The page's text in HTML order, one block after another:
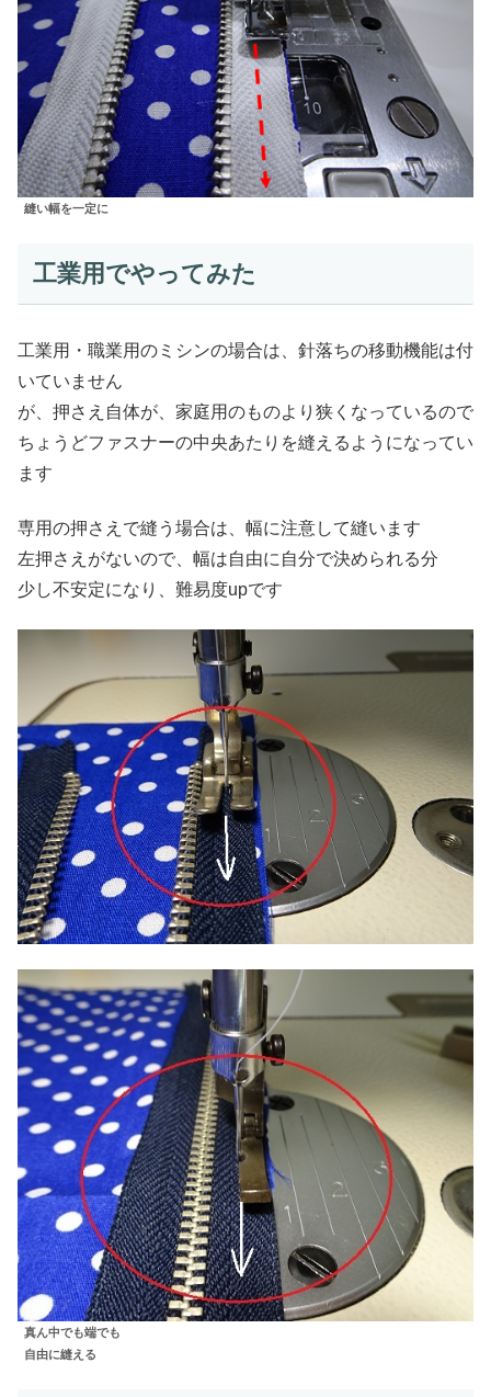
縫い幅を一定に
工業用でやってみた
工業用・職業用のミシンの場合は、針落ちの移動機能は付
いていません
が、押さえ自体が、家庭用のものより狭くなっているので
ちょうどファスナーの中央あたりを縫えるようになってい
ます
専用の押さえで縫う場合は、幅に注意して縫います
左押さえがないので、幅は自由に自分で決められる分
少し不安定になり、難易度upです
真ん中でも端でも
自由に縫える